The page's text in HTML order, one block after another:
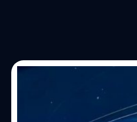
Qualcomm เปิดตัว
สำหรับมือถือระดับกลาง